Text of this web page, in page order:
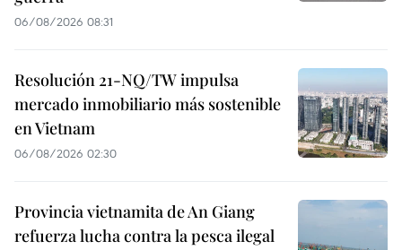
06/08/2026 08:31
Resolución 21-NQ/TW impulsa
mercado inmobiliario más sostenible
en Vietnam
06/08/2026 02:30
Provincia vietnamita de An Giang
refuerza lucha contra la pesca ilegal